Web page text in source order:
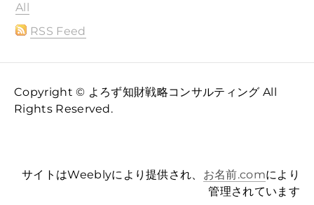
All
RSS Feed
Copyright © よろず知財戦略コンサルティング All
Rights Reserved.
サイトはWeeblyにより提供され、 お名前.comにより
管理されています